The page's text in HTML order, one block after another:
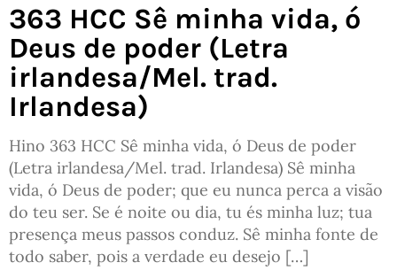
363 HCC Sê minha vida, ó
Deus de poder (Letra
irlandesa/Mel. trad.
Irlandesa)
Hino 363 HCC Sê minha vida, ó Deus de poder
(Letra irlandesa/Mel. trad. Irlandesa) Sê minha
vida, ó Deus de poder; que eu nunca perca a visão
do teu ser. Se é noite ou dia, tu és minha luz; tua
presença meus passos conduz. Sê minha fonte de
todo saber, pois a verdade eu desejo […]